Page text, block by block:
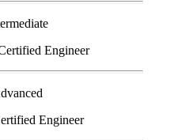
Engineer
Engineer